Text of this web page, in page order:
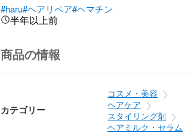
#haru#ヘアリペア#ヘマチン
半年以上前
商品の情報
カテゴリー
コスメ・美容
ヘアケア
スタイリング剤
ヘアミルク・セラム